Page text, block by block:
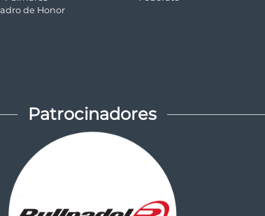
de Honor
Patrocinadores